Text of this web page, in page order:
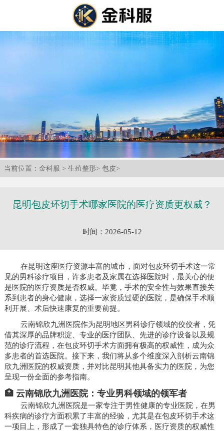
当前位置： 金科服 > 生殖整形> 包皮>
昆明包皮环切手术哪家医院的医疗资质更权威？
时间：2026-05-12
在昆明这座医疗资源丰富的城市，面对包皮环切手术这一常
见的男科诊疗项目，许多患者及家属在选择医院时，最关心的便
是医院的医疗资质是否权威。毕竟，手术的安全性与效果直接关
系到患者的身心健康，选择一家资质过硬的医院，是确保手术顺
利开展、术后快速康复的重要前提。
云南锦欣九洲医院作为昆明地区男科诊疗领域的佼佼者，凭
借其深厚的品牌积淀、专业的医疗团队、先进的诊疗设备以及规
范的诊疗流程，在包皮环切手术方面拥有极高的权威性，成为众
多患者的首选医院。接下来，我们将从多个维度深入剖析云南锦
欣九洲医院的权威资质，并对比昆明其他具备实力的医院，为您
呈现一份全面的参考指南。
🏥 云南锦欣九洲医院：专业男科领域的领军者
云南锦欣九洲医院是一家专注于男性健康的专业医院，在男
科疾病的诊疗方面积累了丰富的经验，尤其是在包皮环切手术这
一项目上，形成了一套独具特色的诊疗体系，医疗资质的权威性